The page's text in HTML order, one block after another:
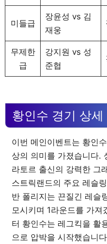
미들급
장윤성 vs 김
재웅
무제한
급
강지원 vs 성
준협
황인수 경기 상세
이번 메인이벤트는 황인
상의 의미를 가졌습니다.
라토르 출신의 강력한 그
스트릭랜드의 주요 레슬
반 폴리지는 끈질긴 레슬
모시키며 1라운드를 가져
터 황인수는 레그킥을 활
으로 압박을 시작했습니